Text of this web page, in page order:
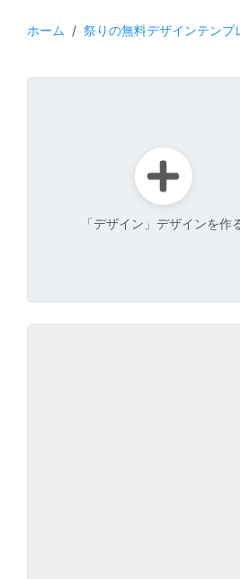
ホーム / 祭りの無料デザインテン
「デザイン」デザインを作